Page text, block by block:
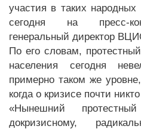
участия в таких
сегодня на пресс-
генеральный директор
По его словам,
населения сегодня
примерно таком же
когда о кризисе почти
«Нынешний
докризисному,